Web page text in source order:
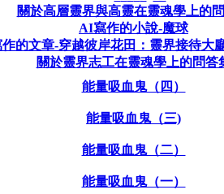
關於高層靈界與高靈在靈魂學上的
AI寫作的小說-魔球
的文章-穿越彼岸花田：靈界接待大
關於靈界志工在靈魂學上的問答
能量吸血鬼（四）
能量吸血鬼（三)
能量吸血鬼（二）
能量吸血鬼（一）